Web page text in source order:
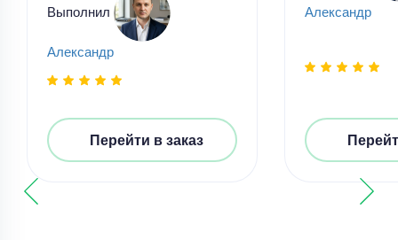
Выполнил
Александр
Перейти в заказ
Александр
Выпускная квалификационная работа
влияния цифровых платформ
Уникальность
Срок выполнения